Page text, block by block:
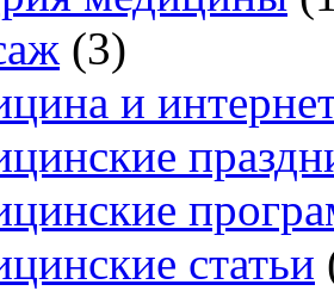
(3)
и
статьи